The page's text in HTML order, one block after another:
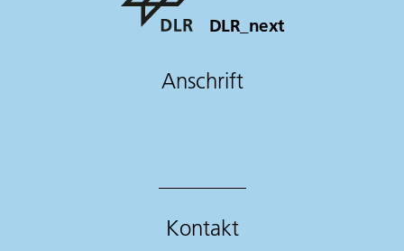
DLR_next
Anschrift
Kontakt